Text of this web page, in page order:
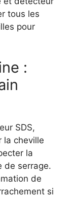
tous les
pour
:
SDS,
la cheville
la
de serrage.
de
si